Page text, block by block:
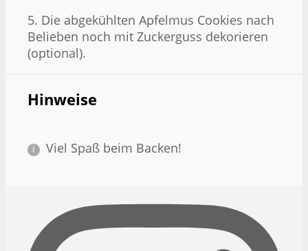
5. Die abgekühlten Apfelmus Cookies nach
Belieben noch mit Zuckerguss dekorieren
(optional).
Hinweise
Viel Spaß beim Backen!